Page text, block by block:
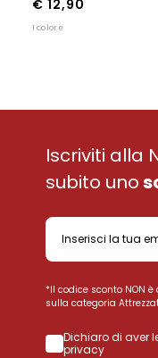
€ 12,90
1 colore
Iscriviti alla
subito uno
*Il codice sconto NON
sulla categoria
Dichiaro di aver
privacy